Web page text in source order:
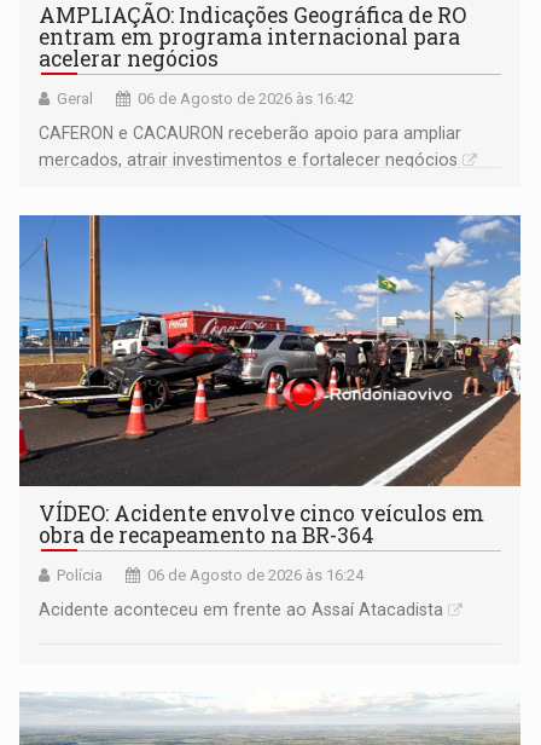
AMPLIAÇÃO: Indicações Geográfica de RO
entram em programa internacional para
acelerar negócios
Geral 06 de Agosto de 2026 às 16:42
CAFERON e CACAURON receberão apoio para ampliar
mercados, atrair investimentos e fortalecer negócios
VÍDEO: Acidente envolve cinco veículos em
obra de recapeamento na BR-364
Polícia 06 de Agosto de 2026 às 16:24
Acidente aconteceu em frente ao Assaí Atacadista